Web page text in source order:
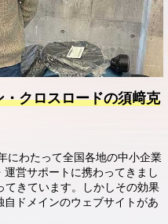
クロスロードの須﨑克
にわたって全国各地の中小企業
営サポートに携わってきまし
てきています。しかしその効果
ドメインのウェブサイトがあ